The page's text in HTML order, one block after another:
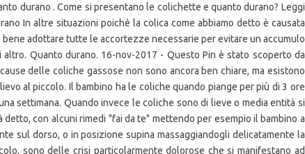
durano . Come si presentano le colichette e quanto durano? Leggi
In altre situazioni poichè la colica come abbiamo detto è causata
bene adottare tutte le accortezze necessarie per evitare un accumulo
altro. Quanto durano. 16-nov-2017 - Questo Pin è stato scoperto da
delle coliche gassose non sono ancora ben chiare, ma esistono
al piccolo. Il bambino ha le coliche quando piange per più di 3 ore
settimana. Quando invece le coliche sono di lieve o media entità si
detto, con alcuni rimedi "fai da te" mettendo per esempio il bambino a
sul dorso, o in posizione supina massaggiandogli delicatamente la
sono delle crisi particolarmente dolorose che si manifestano ad